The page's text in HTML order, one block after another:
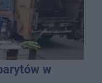
w